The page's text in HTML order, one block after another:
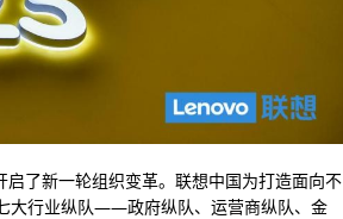
了新一轮组织变革。联想中国为打造面向不
大行业纵队——政府纵队、运营商纵队、金